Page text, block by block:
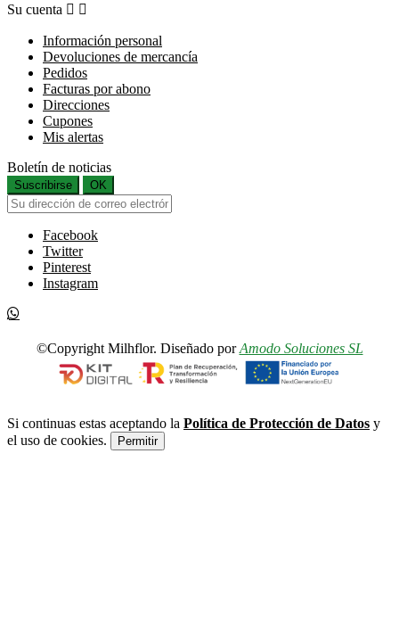
Su cuenta  
Información personal
Devoluciones de mercancía
Pedidos
Facturas por abono
Direcciones
Cupones
Mis alertas
Boletín de noticias
Suscribirse OK
Facebook
Twitter
Pinterest
Instagram
©Copyright Milhflor. Diseñado porAmodo Soluciones SL
Si continuas estas aceptando la Política de Protección de Datos y
el uso de cookies.
Permitir